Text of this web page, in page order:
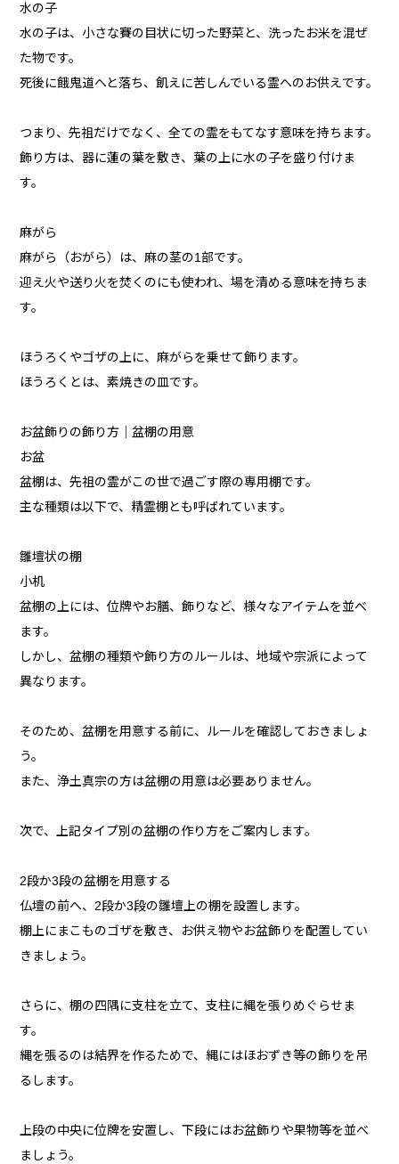
水の子
水の子は、小さな賽の目状に切った野菜と、洗ったお米を混ぜ
た物です。
死後に餓鬼道へと落ち、飢えに苦しんでいる霊へのお供えです。
つまり、先祖だけでなく、全ての霊をもてなす意味を持ちます。
飾り方は、器に蓮の葉を敷き、葉の上に水の子を盛り付けま
す。
麻がら
麻がら（おがら）は、麻の茎の1部です。
迎え火や送り火を焚くのにも使われ、場を清める意味を持ちま
す。
ほうろくやゴザの上に、麻がらを乗せて飾ります。
ほうろくとは、素焼きの皿です。
お盆飾りの飾り方｜盆棚の用意
お盆
盆棚は、先祖の霊がこの世で過ごす際の専用棚です。
主な種類は以下で、精霊棚とも呼ばれています。
雛壇状の棚
小机
盆棚の上には、位牌やお膳、飾りなど、様々なアイテムを並べ
ます。
しかし、盆棚の種類や飾り方のルールは、地域や宗派によって
異なります。
そのため、盆棚を用意する前に、ルールを確認しておきましょ
う。
また、浄土真宗の方は盆棚の用意は必要ありません。
次で、上記タイプ別の盆棚の作り方をご案内します。
2段か3段の盆棚を用意する
仏壇の前へ、2段か3段の雛壇上の棚を設置します。
棚上にまこものゴザを敷き、お供え物やお盆飾りを配置してい
きましょう。
さらに、棚の四隅に支柱を立て、支柱に縄を張りめぐらせま
す。
縄を張るのは結界を作るためで、縄にはほおずき等の飾りを吊
るします。
上段の中央に位牌を安置し、下段にはお盆飾りや果物等を並べ
ましょう。